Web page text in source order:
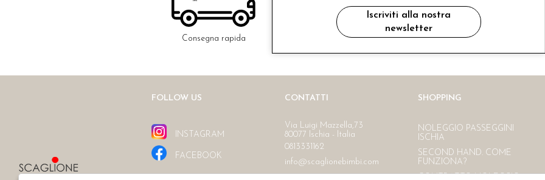
Consegna rapida Ritiro in negozio
Consegna gratuita in Italia
FOLLOW US
INSTAGRAM
FACEBOOK
CONTATTI
Via Luigi Mazzella,73
80077 Ischia - Italia
0813331162
info@scaglionebimbi.com
SHOPPING
NOLEGGIO PASSEGGINI
ISCHIA
SECOND HAND. COME
FUNZIONA?
Iscriviti alla nostra
newsletter